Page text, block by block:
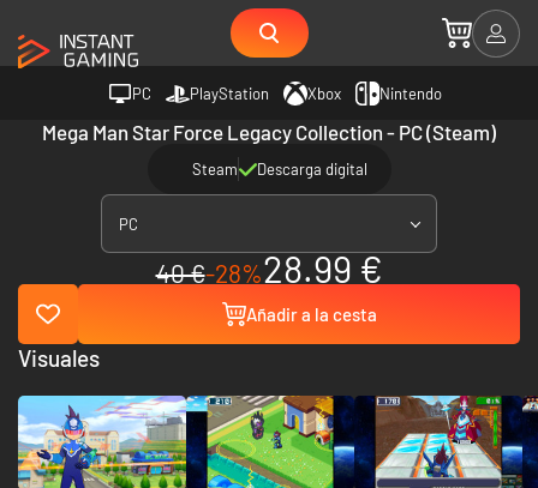
PC PlayStation Xbox Nintendo
Mega Man Star Force Legacy Collection - PC (Steam)
Steam Descarga digital
PC
40 €-28%28.99 €
Añadir a la cesta
Visuales